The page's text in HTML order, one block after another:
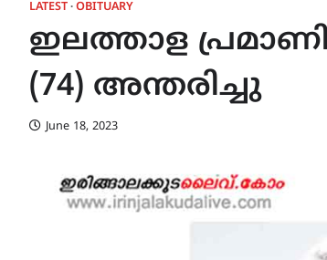
LATEST OBITUARY
ഇലത്താള
(74) അന്തരിച്ചു
June 18, 2023